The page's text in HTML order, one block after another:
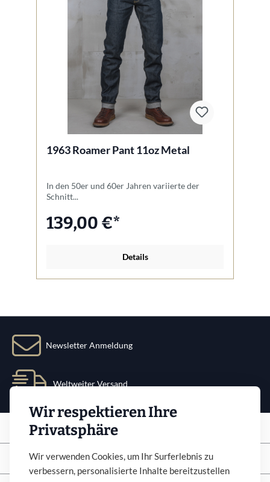
1963 Roamer Pant 11oz Metal
In den 50er und 60er Jahren variierte der
Schnitt...
139,00 €*
Details
Newsletter Anmeldung
Weltweiter Versand
Service
Info
Wir respektieren Ihre
Privatsphäre
Wir verwenden Cookies, um Ihr Surferlebnis zu
verbessern, personalisierte Inhalte bereitzustellen